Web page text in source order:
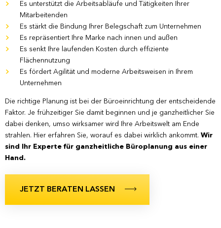
Es unterstützt die Arbeitsabläufe und Tätigkeiten Ihrer
Mitarbeitenden
Es stärkt die Bindung Ihrer Belegschaft zum Unternehmen
Es repräsentiert Ihre Marke nach innen und außen
Es senkt Ihre laufenden Kosten durch effiziente
Flächennutzung
Es fördert Agilität und moderne Arbeitsweisen in Ihrem
Unternehmen
Die richtige Planung ist bei der Büroeinrichtung der entscheidende
Faktor. Je frühzeitiger Sie damit beginnen und je ganzheitlicher Sie
dabei denken, umso wirksamer wird Ihre Arbeitswelt am Ende
strahlen. Hier erfahren Sie, worauf es dabei wirklich ankommt. Wir
sind Ihr Experte für ganzheitliche Büroplanung aus einer
Hand.
JETZT BERATEN LASSEN